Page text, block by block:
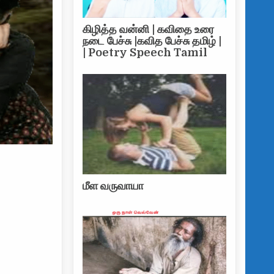
கிழித்த வன்னி | கவிதை உரை
நடை பேச்சு |கவித பேச்சு தமிழ் |
| Poetry Speech Tamil
மீள வருவாயா